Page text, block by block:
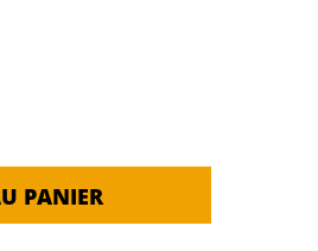
PANIER